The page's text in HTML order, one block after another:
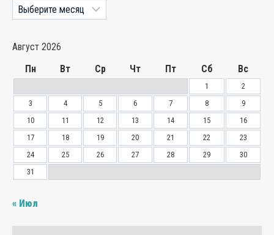
Архивы
Август 2026
Пн
Вт Ср Чт Пт Сб Вс
1
2
3
4 5 6 7 8
9
10
11 12 13 14 15
16
17
18 19 20 21 22
23
24
25 26 27 28 29
30
31
« Июл